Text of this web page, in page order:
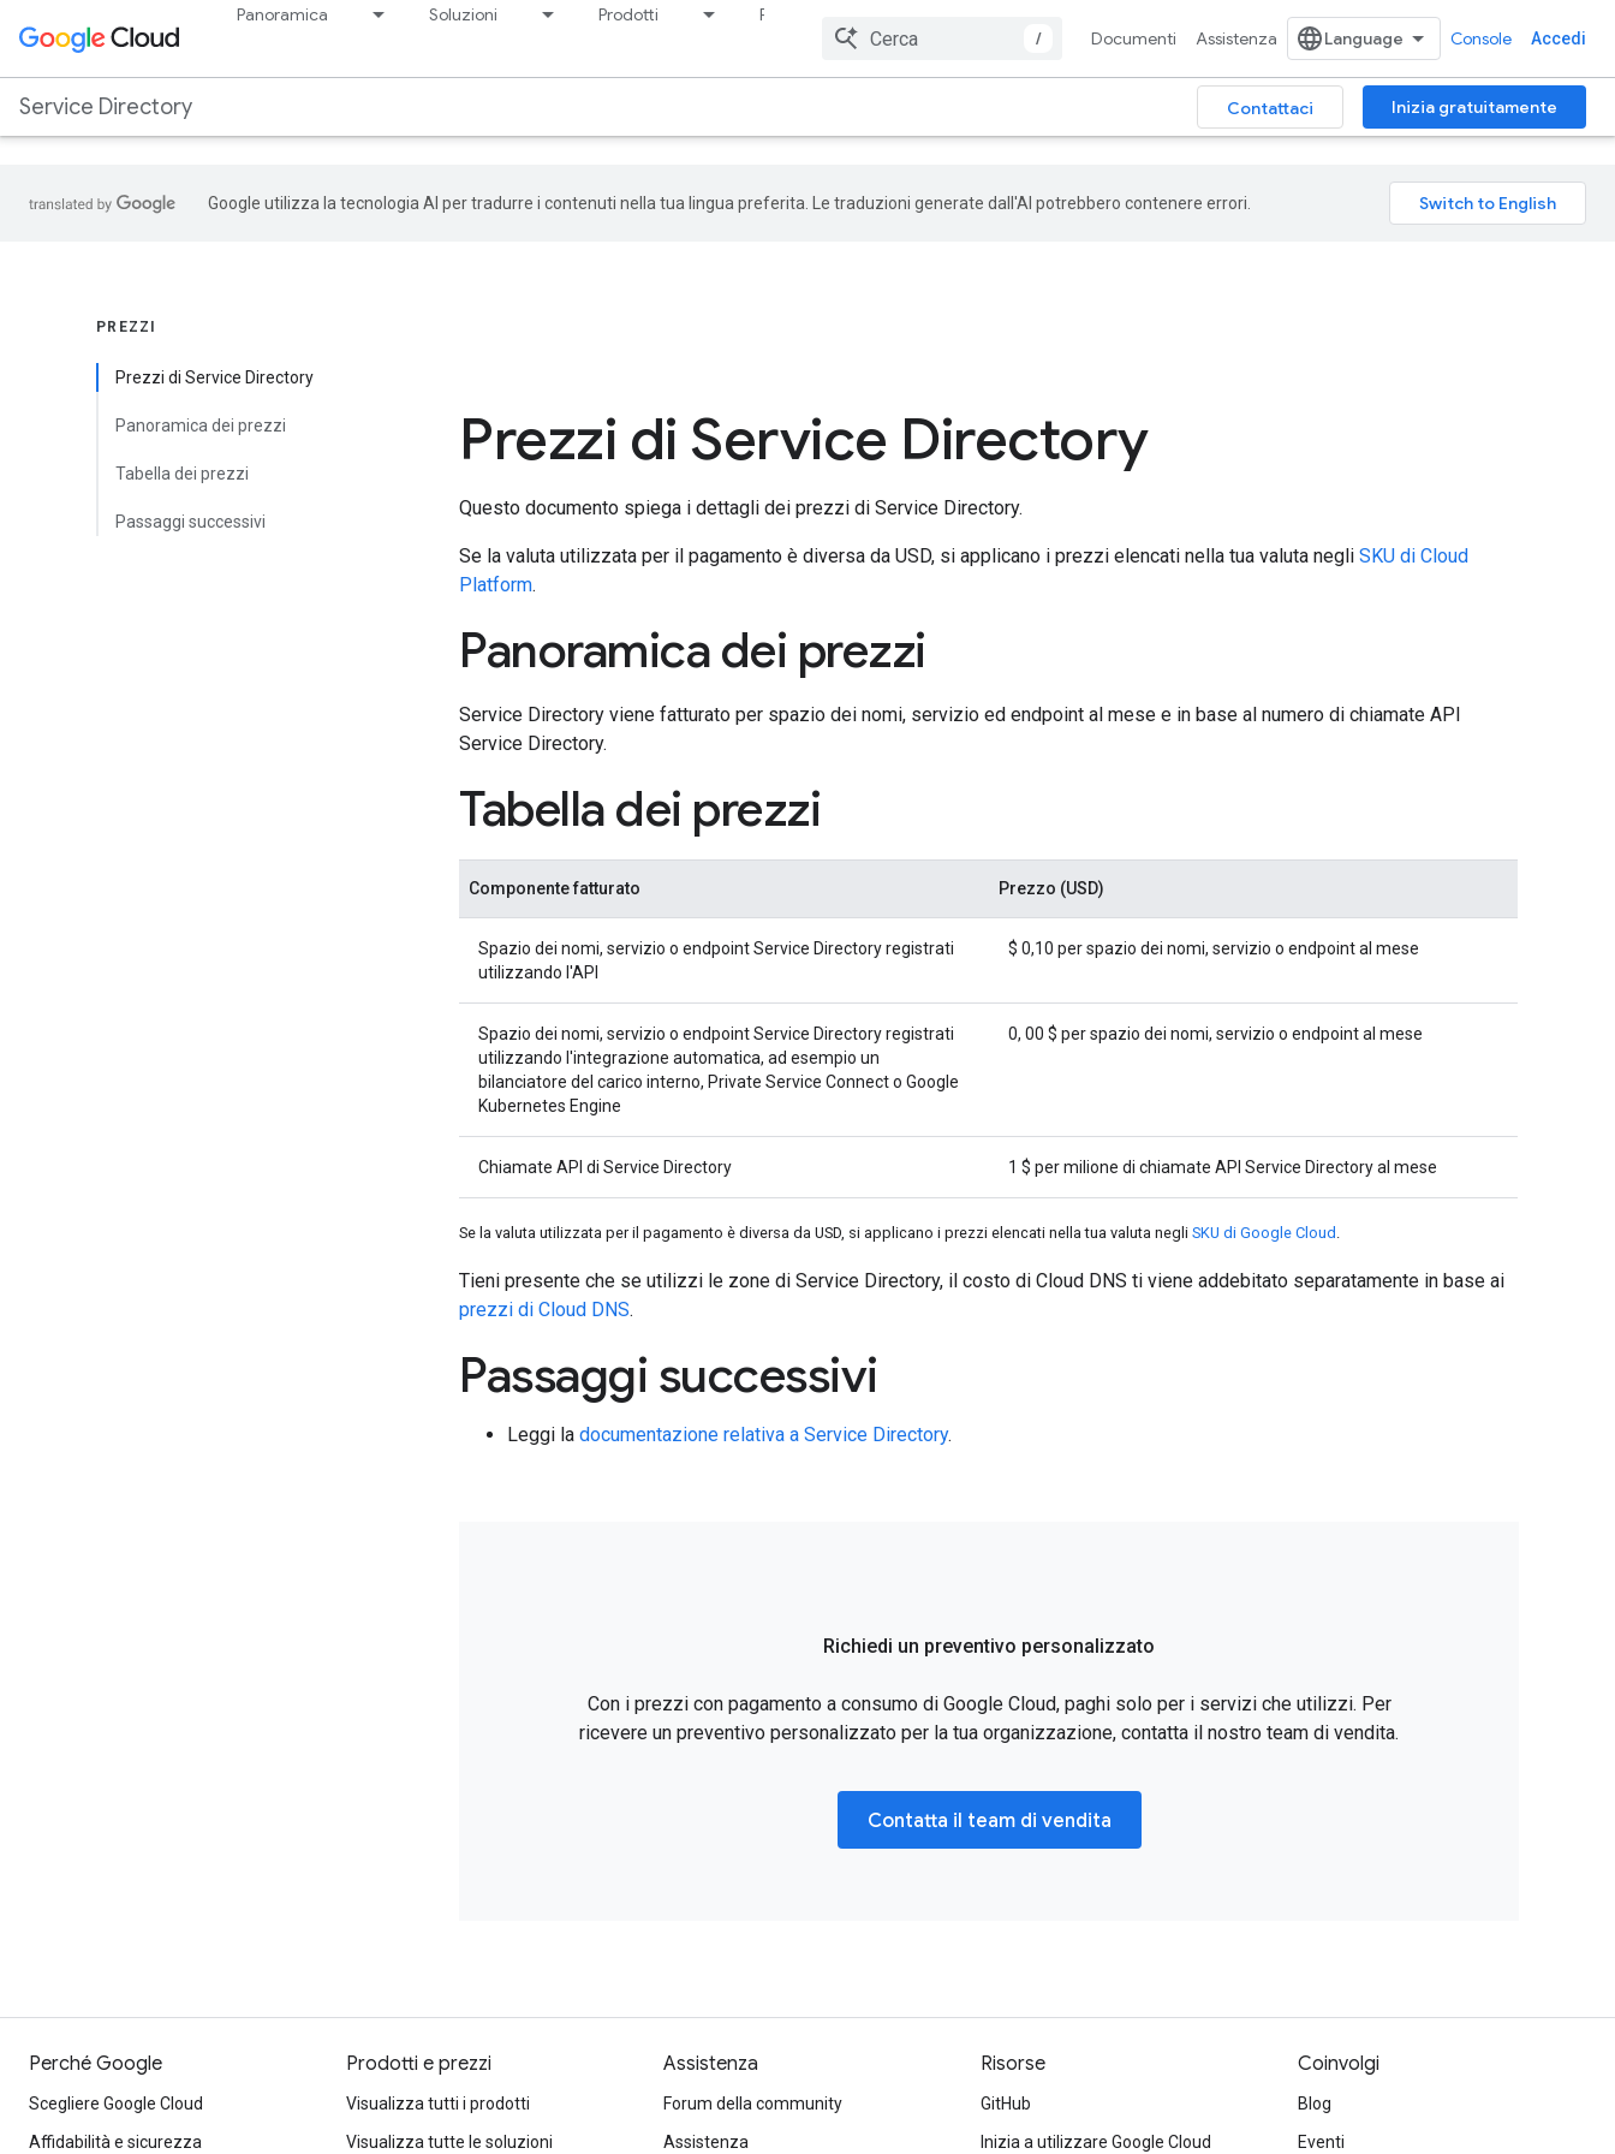
Panoramica Soluzioni Prodotti Prezzi
/
Documenti Assistenza Console Accedi
Service Directory Contattaci Inizia gratuitamente
Google utilizza la tecnologia AI per tradurre i contenuti nella tua lingua preferita. Le traduzioni generate dall'AI potrebbero contenere errori.
PREZZI
Prezzi di Service Directory
Panoramica dei prezzi
Tabella dei prezzi
Passaggi successivi
Prezzi di Service Directory
Questo documento spiega i dettagli dei prezzi di Service Directory.
Se la valuta utilizzata per il pagamento è diversa da USD, si applicano i prezzi elencati nella tua valuta negliSKU di Cloud
Platform.
Panoramica dei prezzi
Service Directory viene fatturato per spazio dei nomi, servizio ed endpoint al mese e in base al numero di chiamate API
Service Directory.
Tabella dei prezzi
Componente fatturato Prezzo (USD)
Spazio dei nomi, servizio o endpoint Service Directory registrati
utilizzando l'API
$ 0,10 per spazio dei nomi, servizio o endpoint al mese
Spazio dei nomi, servizio o endpoint Service Directory registrati
utilizzando l'integrazione automatica, ad esempio un
bilanciatore del carico interno, Private Service Connect o Google
Kubernetes Engine
0, 00 $ per spazio dei nomi, servizio o endpoint al mese
Chiamate API di Service Directory 1 $ per milione di chiamate API Service Directory al mese
Se la valuta utilizzata per il pagamento è diversa da USD, si applicano i prezzi elencati nella tua valuta negliSKU di Google Cloud .
Tieni presente che se utilizzi le zone di Service Directory, il costo di Cloud DNS ti viene addebitato separatamente in base ai
prezzi di Cloud DNS.
Passaggi successivi
Leggi ladocumentazione relativa a Service Directory.
Richiedi un preventivo personalizzato
Con i prezzi con pagamento a consumo di Google Cloud, paghi solo per i servizi che utilizzi. Per
ricevere un preventivo personalizzato per la tua organizzazione, contatta il nostro team di vendita.
Contatta il team di vendita
Perché Google
Scegliere Google Cloud
Affidabilità e sicurezza
Prodotti e prezzi
Visualizza tutti i prodotti
Visualizza tutte le soluzioni
Assistenza
Forum della community
Assistenza
Risorse
GitHub
Inizia a utilizzare Google Cloud
Coinvolgi
Blog
Eventi